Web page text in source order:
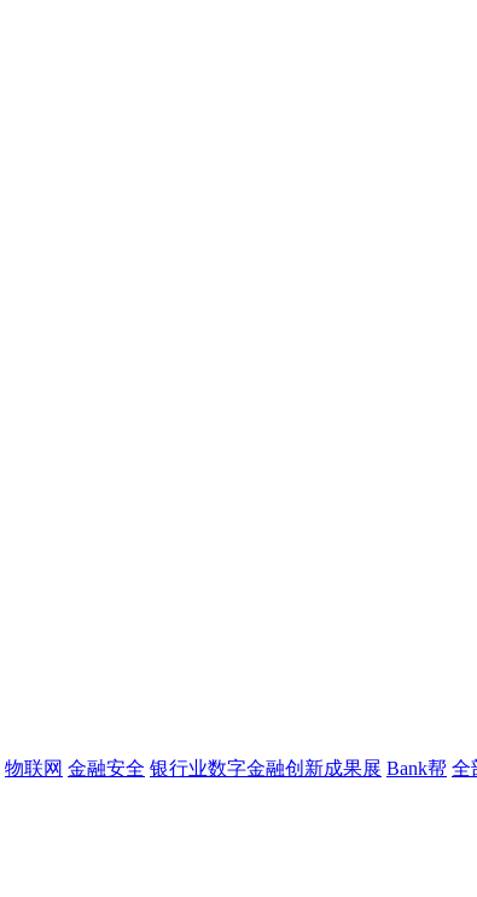
物联网 金融安全 银行业数字金融创新成果展 Bank帮 全